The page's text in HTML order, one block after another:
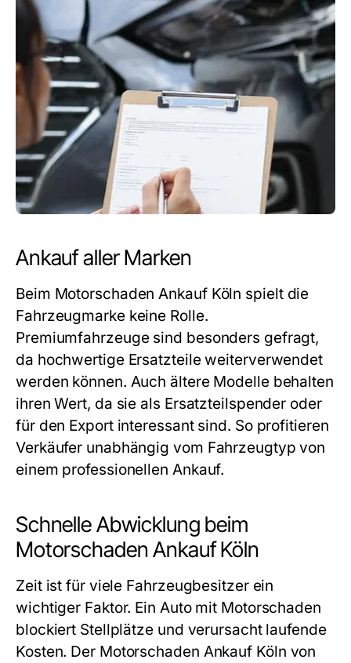
Ankauf aller Marken
Beim Motorschaden Ankauf Köln spielt die
Fahrzeugmarke keine Rolle.
Premiumfahrzeuge sind besonders gefragt,
da hochwertige Ersatzteile weiterverwendet
werden können. Auch ältere Modelle behalten
ihren Wert, da sie als Ersatzteilspender oder
für den Export interessant sind. So profitieren
Verkäufer unabhängig vom Fahrzeugtyp von
einem professionellen Ankauf.
Schnelle Abwicklung beim
Motorschaden Ankauf Köln
Zeit ist für viele Fahrzeugbesitzer ein
wichtiger Faktor. Ein Auto mit Motorschaden
blockiert Stellplätze und verursacht laufende
Kosten. Der Motorschaden Ankauf Köln von